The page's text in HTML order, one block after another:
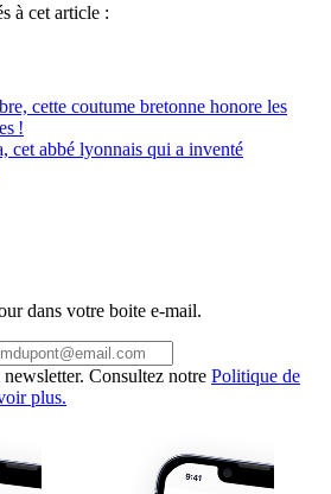
à cet article :
cette coutume bretonne honore les
!
cet abbé lyonnais qui a inventé
dans votre boite e-mail.
Consultez notre Politique de
plus.